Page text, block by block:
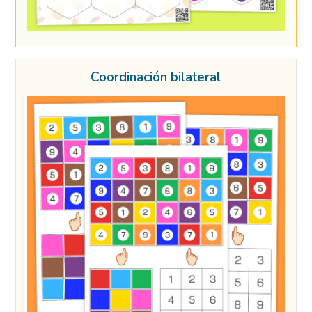
Coordinación bilateral